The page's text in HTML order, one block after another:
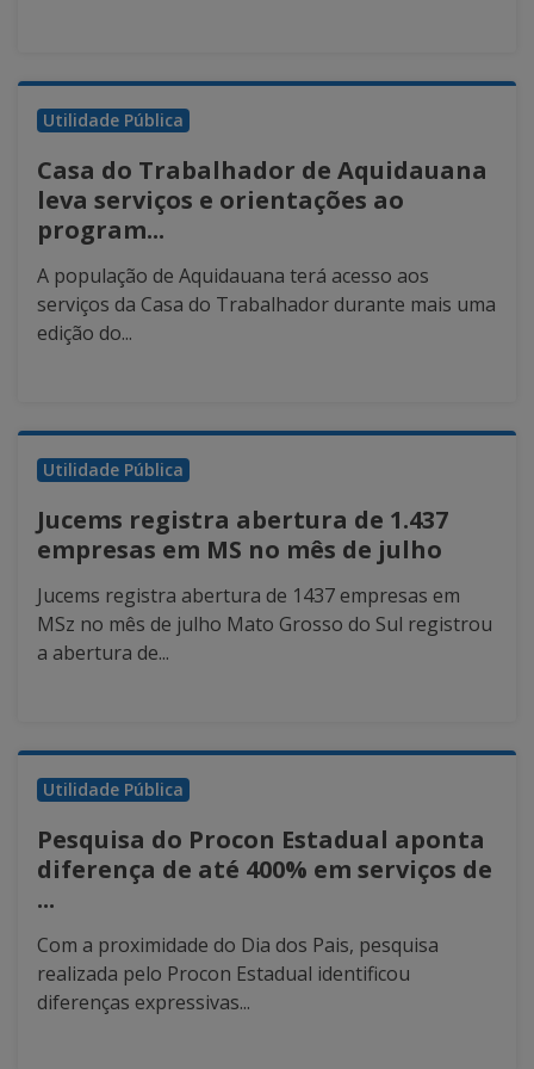
Utilidade Pública
Casa do Trabalhador de Aquidauana
leva serviços e orientações ao
program...
A população de Aquidauana terá acesso aos
serviços da Casa do Trabalhador durante mais uma
edição do...
Utilidade Pública
Jucems registra abertura de 1.437
empresas em MS no mês de julho
Jucems registra abertura de 1437 empresas em
MSz no mês de julho Mato Grosso do Sul registrou
a abertura de...
Utilidade Pública
Pesquisa do Procon Estadual aponta
diferença de até 400% em serviços de
...
Com a proximidade do Dia dos Pais, pesquisa
realizada pelo Procon Estadual identificou
diferenças expressivas...